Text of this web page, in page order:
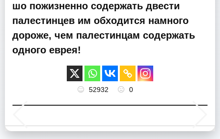
шо пожизненно содержать двести
палестинцев им обходится намного
дороже, чем палестинцам содержать
одного еврея!
52932 0